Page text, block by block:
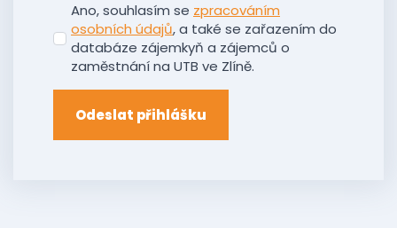
Ano, souhlasím se zpracováním
osobních údajů, a také se zařazením do
databáze zájemkyň a zájemců o
zaměstnání na UTB ve Zlíně.
Odeslat přihlášku